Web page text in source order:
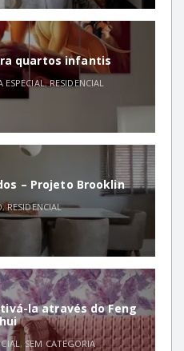
quartos infantis
ESPECIAL,RESIDENCIAL
– Projeto Brooklin
,RESIDENCIAL
la através do Feng
,SEM CATEGORIA